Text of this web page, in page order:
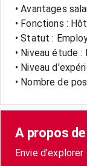
• Avantages
• Fonctions :
• Statut :
• Niveau étude :
• Niveau
• Nombre de
A propos
Envie